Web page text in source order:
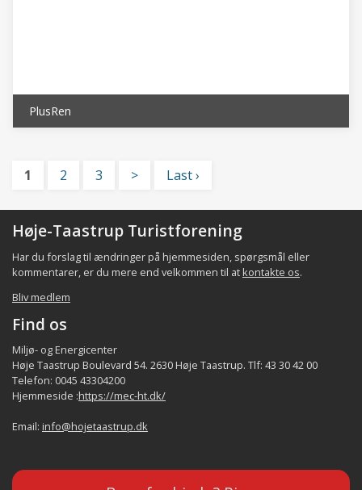
PlusRen
1 2 3 > Last ›
Høje-Taastrup Turistforening
Har du forslag til ændringer på hjemmesiden, spørgsmål eller
kommentarer, er du mere end velkommen til at kontakte os.
Bliv medlem
Find os
Miljø- og Energicenter
Høje Taastrup Boulevard 54. 2630 Høje Taastrup. Tlf: 43 30 42 00
Telefon: 0045 43304200
Hjemmeside :https://mec-ht.dk/
Email: info@hojetaastrup.dk